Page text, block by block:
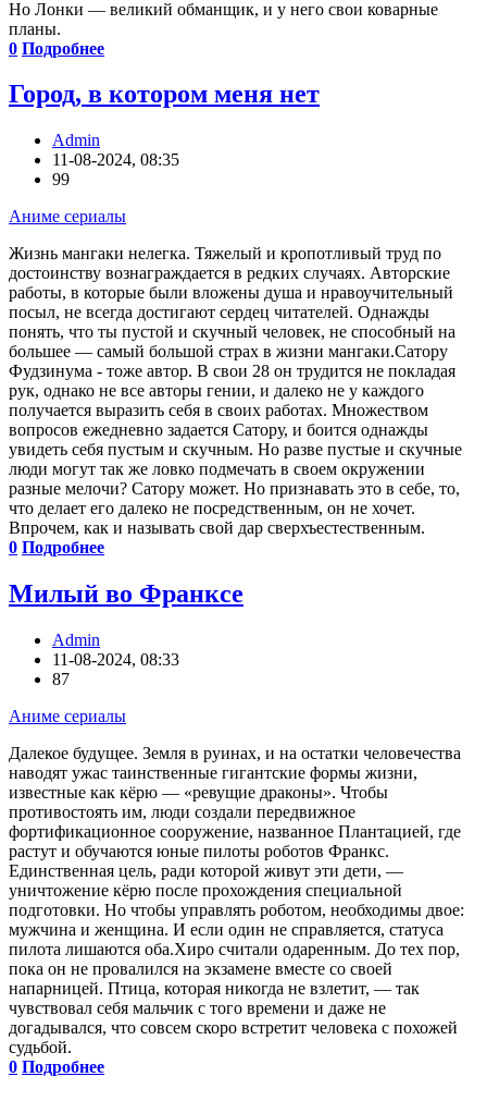
Но Лонки — великий обманщик, и у него свои коварные
планы.
0 Подробнее
Город, в котором меня нет
Admin
11-08-2024, 08:35
99
Аниме сериалы
Жизнь мангаки нелегка. Тяжелый и кропотливый труд по
достоинству вознаграждается в редких случаях. Авторские
работы, в которые были вложены душа и нравоучительный
посыл, не всегда достигают сердец читателей. Однажды
понять, что ты пустой и скучный человек, не способный на
большее — самый большой страх в жизни мангаки.Сатору
Фудзинума - тоже автор. В свои 28 он трудится не покладая
рук, однако не все авторы гении, и далеко не у каждого
получается выразить себя в своих работах. Множеством
вопросов ежедневно задается Сатору, и боится однажды
увидеть себя пустым и скучным. Но разве пустые и скучные
люди могут так же ловко подмечать в своем окружении
разные мелочи? Сатору может. Но признавать это в себе, то,
что делает его далеко не посредственным, он не хочет.
Впрочем, как и называть свой дар сверхъестественным.
0 Подробнее
Милый во Франкcе
Admin
11-08-2024, 08:33
87
Аниме сериалы
Далекое будущее. Земля в руинах, и на остатки человечества
наводят ужас таинственные гигантские формы жизни,
известные как кёрю — «ревущие драконы». Чтобы
противостоять им, люди создали передвижное
фортификационное сооружение, названное Плантацией, где
растут и обучаются юные пилоты роботов Франкс.
Единственная цель, ради которой живут эти дети, —
уничтожение кёрю после прохождения специальной
подготовки. Но чтобы управлять роботом, необходимы двое:
мужчина и женщина. И если один не справляется, статуса
пилота лишаются оба.Хиро считали одаренным. До тех пор,
пока он не провалился на экзамене вместе со своей
напарницей. Птица, которая никогда не взлетит, — так
чувствовал себя мальчик с того времени и даже не
догадывался, что совсем скоро встретит человека с похожей
судьбой.
0 Подробнее